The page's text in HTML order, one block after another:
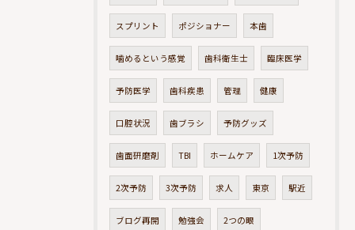
スプリント ポジショナー 本歯
噛めるという感覚 歯科衛生士 臨床医学
予防医学 歯科疾患 管理 健康
口腔状況 歯ブラシ 予防グッズ
歯面研磨剤 TBI ホームケア 1次予防
2次予防 3次予防 求人 東京 駅近
ブログ再開 勉強会 2つの眼